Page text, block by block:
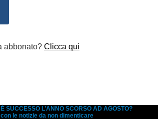
abbonato? Clicca qui
SUCCESSO L’ANNO SCORSO AD AGOSTO?
le notizie da non dimenticare